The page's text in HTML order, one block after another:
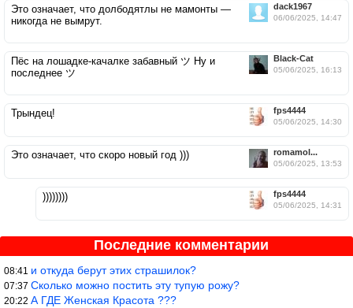
dack1967
06/06/2025, 14:47
Это означает, что долбодятлы не мамонты —
никогда не вымрут.
Black-Cat
05/06/2025, 16:13
Пёс на лошадке-качалке забавный ツ Ну и
последнее ツ
fps4444
05/06/2025, 14:30
Трындец!
romamol...
05/06/2025, 13:53
Это означает, что скоро новый год )))
fps4444
05/06/2025, 14:31
))))))))
Последние комментарии
08:41 и откуда берут этих страшилок?
07:37 Сколько можно постить эту тупую рожу?
20:22 А ГДЕ Женская Красота ???